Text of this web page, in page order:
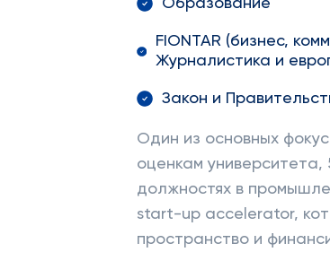
Образование
FIONTAR (бизнес,
Журналистика и
Закон и
Один из основных
оценкам университета,
должностях в
start-up accelerator,
пространство и